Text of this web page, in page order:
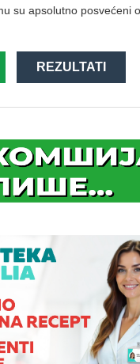
su apsolutno posvećeni
REZULTATI